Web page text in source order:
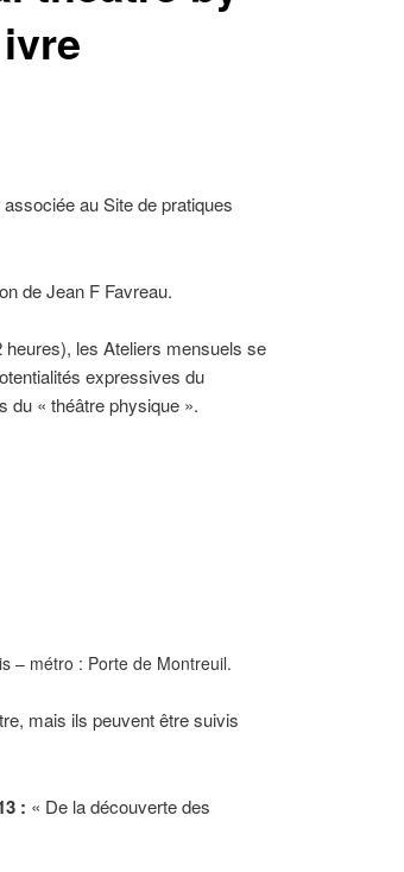
au Site de pratiques
de Jean F Favreau.
heures), les Ateliers mensuels se
expressives du
du « théâtre physique ».
– métro : Porte de Montreuil.
mais ils peuvent être suivis
: « De la découverte des